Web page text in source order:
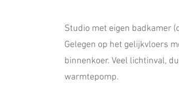
Studio met eigen badkamer
Gelegen op het gelijkvloers
binnenkoer. Veel lichtinval,
warmtepomp.